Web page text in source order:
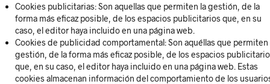
Cookies publicitarias: Son aquellas que permiten la gestión, de la
forma más eficaz posible, de los espacios publicitarios que, en su
caso, el editor haya incluido en una página web.
Cookies de publicidad comportamental: Son aquéllas que permiten
gestión, de la forma más eficaz posible, de los espacios
que, en su caso, el editor haya incluido en una página web. Estas
cookies almacenan información del comportamiento de los